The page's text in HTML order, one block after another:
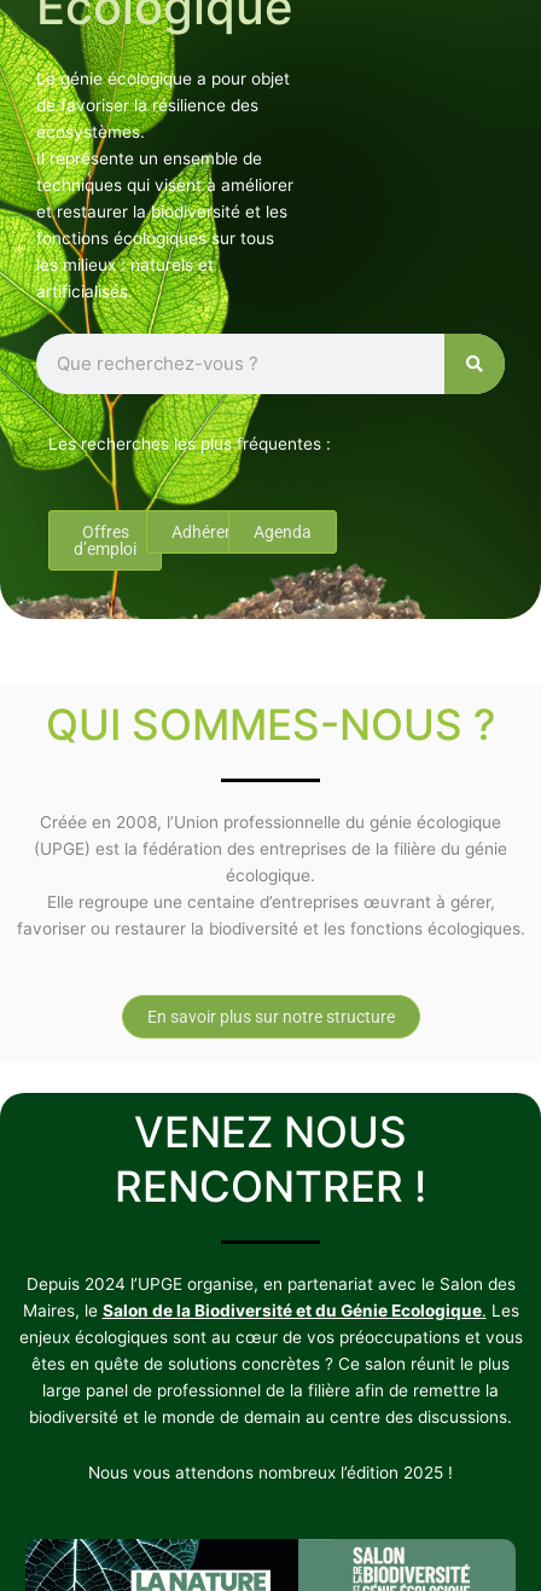
Le génie écologique a pour objet
de favoriser la résilience des
écosystèmes.
Il représente un ensemble de
techniques qui visent à améliorer
et restaurer la biodiversité et les
fonctions écologiques sur tous
les milieux : naturels et
artificialisés.
Rechercher
Les recherches les plus fréquentes :
Offres
d’emploi
Adhérents Agenda
QUI SOMMES-NOUS ?
Créée en 2008, l’Union professionnelle du génie écologique
(UPGE) est la fédération des entreprises de la filière du génie
écologique.
Elle regroupe une centaine d’entreprises œuvrant à gérer,
favoriser ou restaurer la biodiversité et les fonctions écologiques.
En savoir plus sur notre structure
VENEZ NOUS
RENCONTRER !
Depuis 2024 l’UPGE organise, en partenariat avec le Salon des
Maires, le Salon de la Biodiversité et du Génie Ecologique. Les
enjeux écologiques sont au cœur de vos préoccupations et vous
êtes en quête de solutions concrètes ? Ce salon réunit le plus
large panel de professionnel de la filière afin de remettre la
biodiversité et le monde de demain au centre des discussions.
Nous vous attendons nombreux l’édition 2025 !